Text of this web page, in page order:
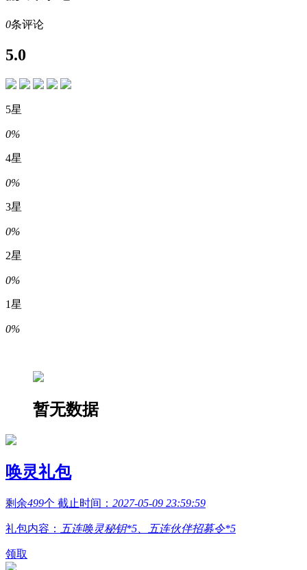
0条评论
5.0
5星
0%
4星
0%
3星
0%
2星
0%
1星
0%
暂无数据
唤灵礼包
剩余499个 截止时间： 2027-05-09 23:59:59
礼包内容： 五连唤灵秘钥*5、五连伙伴招募令*5
领取